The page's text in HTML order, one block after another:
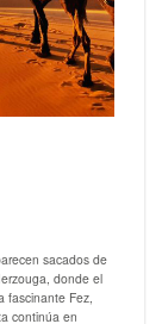
sacados de
donde el
fascinante Fez,
continúa en